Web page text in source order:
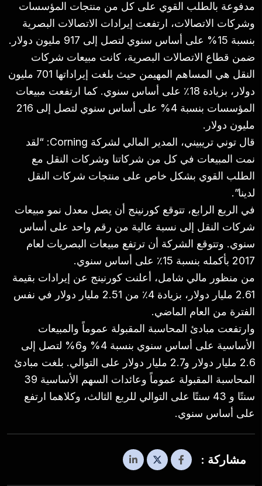
مدفوعة بالطلب القوي على كل من منتجات المؤسسات
وشركات الاتصالات، ارتفعت إيرادات الاتصالات البصرية
بنسبة 15% على أساس سنوي لتصل إلى 917 مليون دولار.
ضمن قطاع الاتصالات البصرية، كانت مبيعات شركات
النقل هي المساهم المهيمن حيث بلغت إيراداتها 701 مليون
دولار، بزيادة 18٪ على أساس سنوي. كما ارتفعت مبيعات
المؤسسات بنسبة 4% على أساس سنوي لتصل إلى 216
مليون دولار.
قال توني تريبيني، المدير المالي لشركة Corning: “لقد
نمت المبيعات في كل من شركاتنا وشركات النقل مع
الطلب القوي بشكل خاص على منتجات شركات النقل
لدينا”.
في الربع الرابع، تتوقع كورنينج أن يصل معدل نمو مبيعات
شركات النقل إلى نسبة عالية من رقم واحد على أساس
سنوي. وتتوقع الشركة أن ترتفع مبيعات البصريات لعام
2017 بأكمله بنسبة 15٪ على أساس سنوي.
من منظور مالي شامل، أعلنت كورنينج عن إيرادات بقيمة
2.61 مليار دولار، بزيادة 4٪ من 2.51 مليار دولار في نفس
الفترة من العام الماضي.
وارتفعت مبادئ المحاسبة المقبولة عموماً والمبيعات
الأساسية على أساس سنوي بنسبة 4% و6% لتصل إلى
2.6 مليار دولار و2.7 مليار دولار على التوالي. بلغت مبادئ
المحاسبة المقبولة عموماً وعائدات السهم الأساسية 39
سنتًا و 43 سنتًا على التوالي للربع الثالث، وكلاهما ارتفع
على أساس سنوي.
مشاركة :